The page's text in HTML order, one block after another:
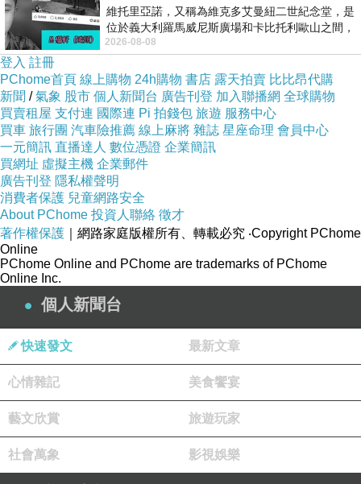
維托里亞諾，又稱為維克多艾曼紐二世紀念堂，是
位於義大利羅馬威尼斯廣場和卡比托利歐山之間，
用以紀念統一義大利統一後的的第一位國
2026-08-08
登入 註冊
PChome首頁 線上購物 24h購物 書店 露天拍賣 比比昂代購
新聞 /氣象 股市 個人新聞台 廣告刊登 加入聯播網 全球購物
買賣租屋 支付連 國際連 Pi 拍錢包 旅遊 服務中心
買車 旅行團 汽車險推薦 線上麻將 雜誌 星座命理 會員中心
一元簡訊 直播達人 數位憑證 企業簡訊
買網址 虛擬主機 企業郵件
廣告刊登 隱私權聲明
消費者保護 兒童網路安全
About PChome 投資人聯絡 徵才
著作權保護 ｜網路家庭版權所有、轉載必究 ‧Copyright PChome
Online
PChome Online and PChome are trademarks of PChome
Online Inc.
個人新聞台
快速發文 最新文章
心情雜記 美食饗宴
藝文欣賞 旅遊玩家
社會萬象 影視娛樂